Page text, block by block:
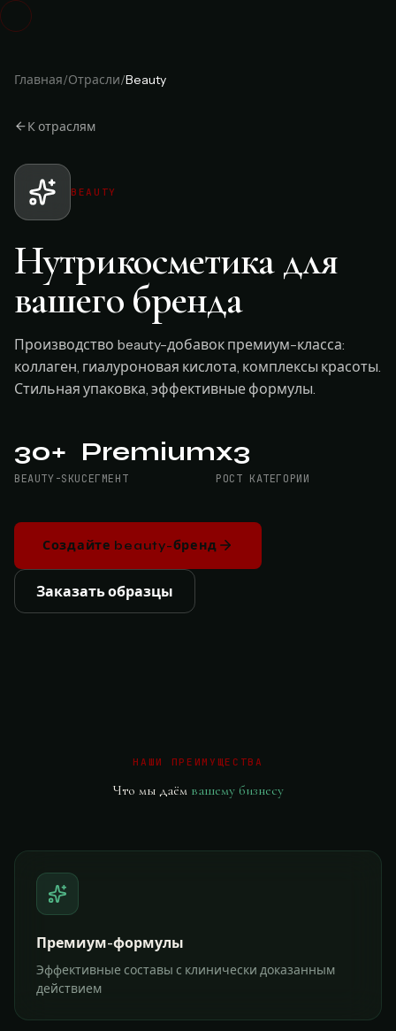
Главная/Отрасли/Beauty
К отраслям
BEAUTY
Нутрикосметика для
вашего бренда
Производство beauty-добавок премиум-класса:
коллаген, гиалуроновая кислота, комплексы красоты.
Стильная упаковка, эффективные формулы.
30+
BEAUTY-SKU
Premium
СЕГМЕНТ
x3
РОСТ КАТЕГОРИИ
Создайте beauty-бренд
Заказать образцы
НАШИ ПРЕИМУЩЕСТВА
Что мы даём вашему бизнесу
Премиум-формулы
Эффективные составы с клинически доказанным
действием